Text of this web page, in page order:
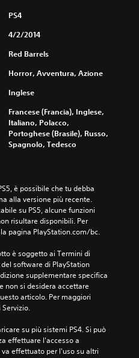
PS4
4/2/2014
Red Barrels
Horror, Avventura, Azione
Inglese
Francese (Francia), Inglese,
Italiano, Polacco,
Portoghese (Brasile), Russo,
Spagnolo, Tedesco
è possibile che tu debba
alla versione più recente.
su PS5, alcune funzioni
risultare disponibili. Per
pagina PlayStation.com/bc.
è soggetto ai Termini di
software di PlayStation
supplementare specifica
non si desidera accettare
articolo. Per maggiori
su più sistemi PS4. Si può
effettuare l'accesso a
effettuato per l'uso su altri